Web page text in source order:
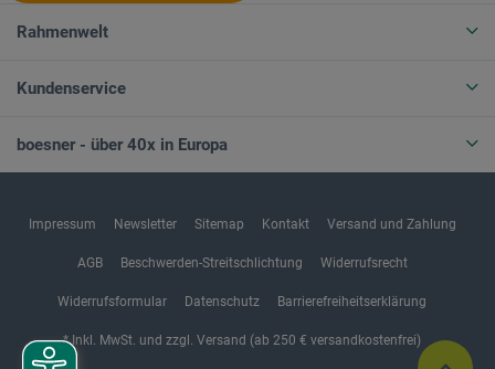
Rahmenwelt
Kundenservice
boesner - über 40x in Europa
Impressum Newsletter Sitemap Kontakt Versand und Zahlung
AGB Beschwerden-Streitschlichtung Widerrufsrecht
Widerrufsformular Datenschutz Barrierefreiheitserklärung
* Inkl. MwSt. und zzgl. Versand (ab 250 € versandkostenfrei)